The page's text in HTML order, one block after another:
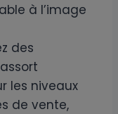
à l’image
des
les niveaux
de vente,